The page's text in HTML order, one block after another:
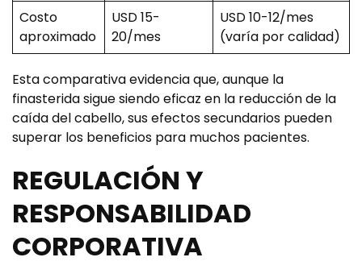
Costo
aproximado
USD 15-
20/mes
USD 10-12/mes
(varía por calidad)
Esta comparativa evidencia que, aunque la
finasterida sigue siendo eficaz en la reducción de la
caída del cabello, sus efectos secundarios pueden
superar los beneficios para muchos pacientes.
REGULACIÓN Y
RESPONSABILIDAD
CORPORATIVA